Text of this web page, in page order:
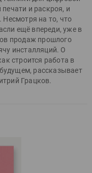
и раскроя, и
Несмотря на то, что
ещё впереди, уже в
продаж прошлого
инсталляций. О
строится работа в
рассказывает
Грацков.